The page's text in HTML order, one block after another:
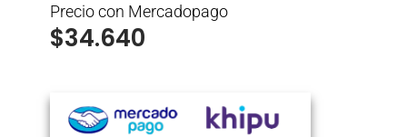
Precio con Mercadopago
$34.640